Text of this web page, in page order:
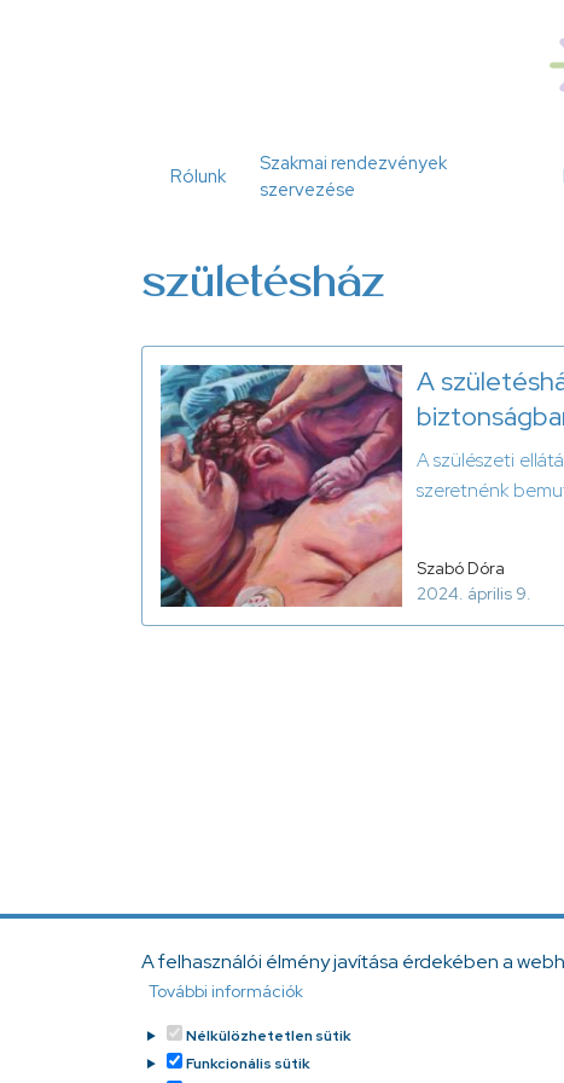
A felhasználói élmény javítása érdekében a
További információk
Nélkülözhetetlen sütik
Funkcionális sütik
Rólunk
Szakmai rendezvények
szervezése
születésház
A
A szülészeti
szeretnénk
Szabó Dóra
2024. április 9.